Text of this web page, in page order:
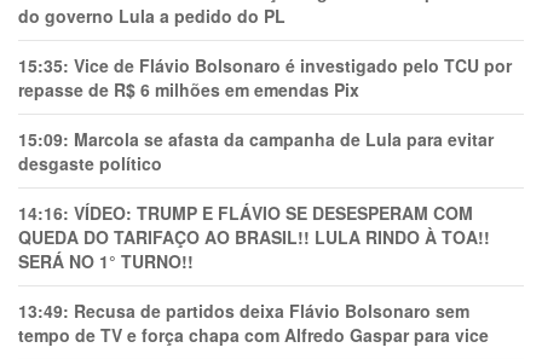
do governo Lula a pedido do PL
15:35: Vice de Flávio Bolsonaro é investigado pelo TCU por
repasse de R$ 6 milhões em emendas Pix
15:09: Marcola se afasta da campanha de Lula para evitar
desgaste político
14:16: VÍDEO: TRUMP E FLÁVIO SE DESESPERAM COM
QUEDA DO TARIFAÇO AO BRASIL!! LULA RINDO À TOA!!
SERÁ NO 1° TURNO!!
13:49: Recusa de partidos deixa Flávio Bolsonaro sem
tempo de TV e força chapa com Alfredo Gaspar para vice